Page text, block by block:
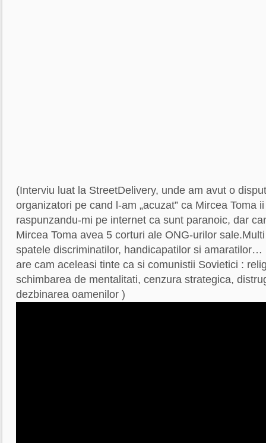
(Interviu luat la StreetDelivery, unde am avut o
organizatori pe cand l-am „acuzat” ca Mircea Toma
raspunzandu-mi pe internet ca sunt paranoic, dar
Mircea Toma avea 5 corturi ale ONG-urilor
spatele discriminatilor, handicapatilor si amaratilor…
are cam aceleasi tinte ca si comunistii Sovietici :
schimbarea de mentalitati, cenzura strategica,
dezbinarea oamenilor )